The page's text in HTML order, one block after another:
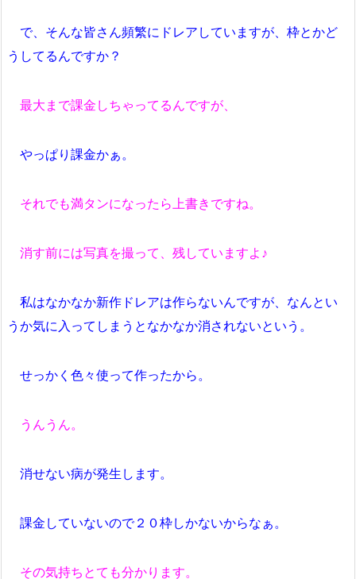
で、そんな皆さん頻繁にドレアしていますが、枠とかど
うしてるんですか？
最大まで課金しちゃってるんですが、
やっぱり課金かぁ。
それでも満タンになったら上書きですね。
消す前には写真を撮って、残していますよ♪
私はなかなか新作ドレアは作らないんですが、なんとい
うか気に入ってしまうとなかなか消されないという。
せっかく色々使って作ったから。
うんうん。
消せない病が発生します。
課金していないので２０枠しかないからなぁ。
その気持ちとても分かります。